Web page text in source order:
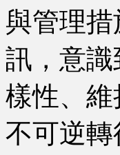
與管理
訊，意
樣性、
不可逆